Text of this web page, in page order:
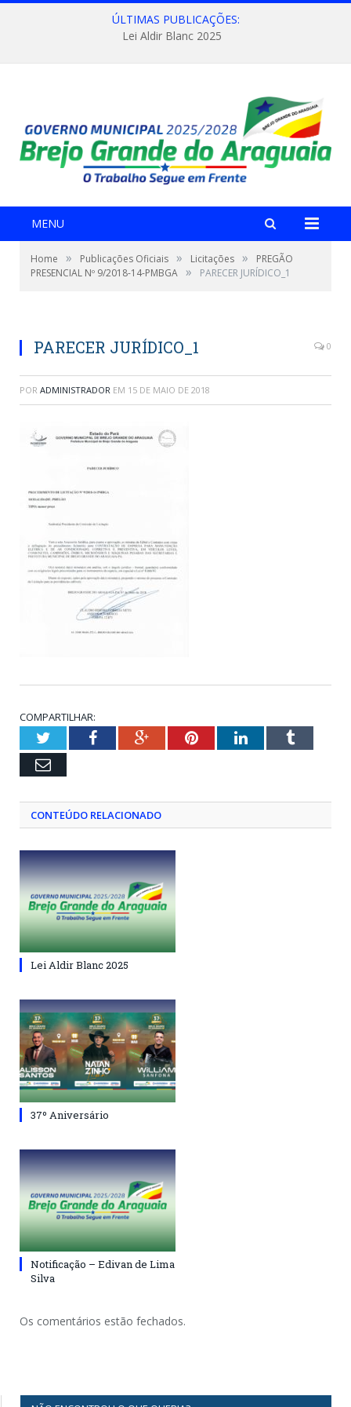
ÚLTIMAS PUBLICAÇÕES:
Lei Aldir Blanc 2025
MENU
Home » Publicações Oficiais » Licitações »
PREGÃO
PRESENCIAL Nº 9/2018-14-PMBGA » PARECER JURÍDICO_1
PARECER JURÍDICO_1 0
POR ADMINISTRADOR EM 15 DE MAIO DE 2018
COMPARTILHAR:
TwitterFacebookGoogle+PinterestLinkedInTumblr
Email
CONTEÚDO RELACIONADO
Lei Aldir Blanc 2025
37º Aniversário
Notificação – Edivan de Lima
Silva
Os comentários estão fechados.